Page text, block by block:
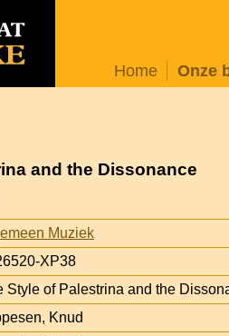
Home Onze
and the Dissonance
Muziek
XP38
Style of Palestrina and the
Knud